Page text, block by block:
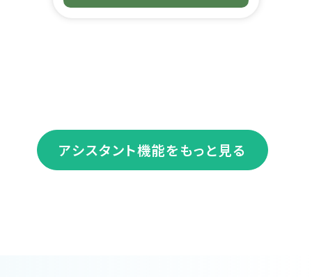
アシスタント機能をもっと見る